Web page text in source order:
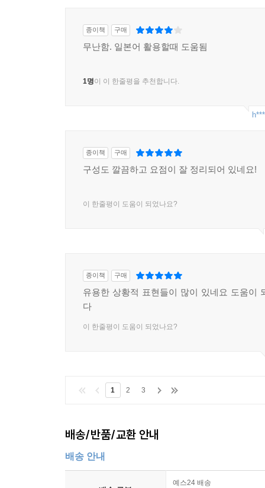
122 ?軸は～、?軸は～ 가로축은 ~, 세로축은 ~ |
123 ～傾向にあります。 ~경향이 있습니다. | 경향
125 具?的に言いますと～ 구체적으로 말씀드리
127 例をあげますと～ 이를테면(예를 들면) ~ | 사
Unit 14 프레젠테이션 마무리 패턴
130 手短にまとめますと～ 간단히 정리하자면 ~ |
132 ～についてお答えします。 ~에 대해 답변드
134 ～?議をはじめます。 ~회의를 시작하겠습니
135 本日のテ?マは～ 오늘의 주제는 ~ | 주제 제시
136 前回の?議では～ 지난번 회의에서는 ~ | 되짚
137 ～についてどう思いますか。 ~에 대해서 어
Unit 16 보고 & 설명 패턴
142 ～て(で)いるところです。 ~(하)는 중입니다. |
144 ～必要があります。 ~할 필요가 있습니다. |
145 ～見?みです。 ~(할) 전망입니다. | 전망 말하기
종이책 구매
무난함. 일본어 활용할때 도움됨
1명이 이 한줄평을 추천합니다.
종이책 구매
구성도 깔끔하고 요점이 잘 정리되어 있네요!
이 한줄평이 도움이 되었나요?
종이책 구매
유용한 상황적 표현들이 많이 있네요 도움이
다
이 한줄평이 도움이 되었나요?
1 2 3
배송/반품/교환 안내
배송 안내
예스24 배송